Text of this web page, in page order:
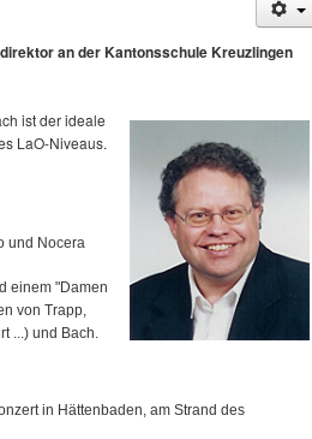
an der Kantonsschule Kreuzlingen
ist der ideale
LaO-Niveaus.
und Nocera
einem "Damen
von Trapp,
...) und Bach.
in Hättenbaden, am Strand des